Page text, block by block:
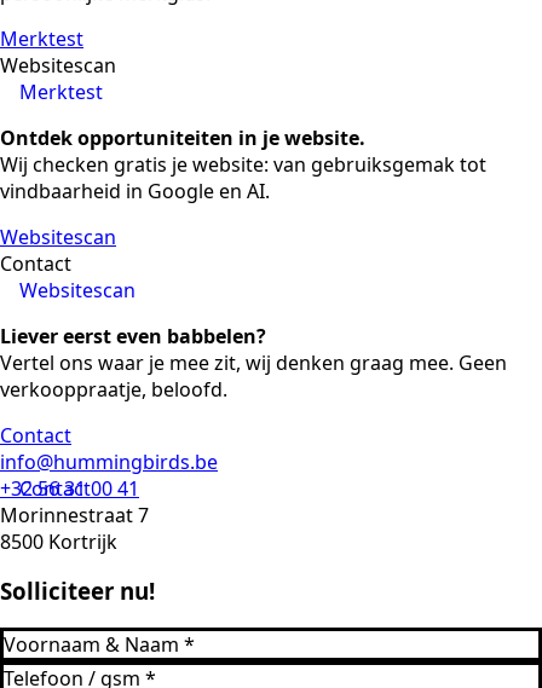
Merktest
Merktest
Websitescan
Ontdek opportuniteiten in je website.
Wij checken gratis je website: van gebruiksgemak tot
vindbaarheid in Google en AI.
Websitescan
Websitescan
Contact
Liever eerst even babbelen?
Vertel ons waar je mee zit, wij denken graag mee. Geen
verkooppraatje, beloofd.
Contact
Contact
info@hummingbirds.be
+32 56 31 00 41
Morinnestraat 7
8500 Kortrijk
Solliciteer nu!